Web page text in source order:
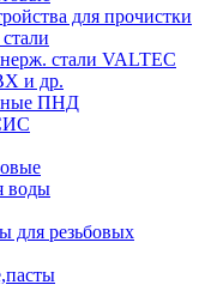
для прочистки
стали VALTEC
и др.
ПНД
воды
для резьбовых